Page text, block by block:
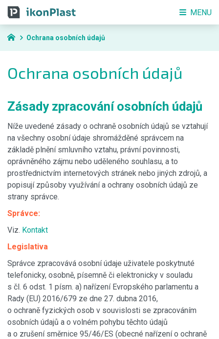
Ochrana osobních údajů
Ochrana osobních údajů
Zásady zpracování osobních údajů
Níže uvedené zásady o ochraně osobních údajů se vztahují
na všechny osobní údaje shromážděné správcem na
základě plnění smluvního vztahu, právní povinnosti,
oprávněného zájmu nebo uděleného souhlasu, a to
prostřednictvím internetových stránek nebo jiných zdrojů, a
popisují způsoby využívání a ochrany osobních údajů ze
strany správce.
Správce:
Viz. Kontakt
Legislativa
Správce zpracovává osobní údaje uživatele poskytnuté
telefonicky, osobně, písemně či elektronicky v souladu
s čl. 6 odst. 1 písm. a) nařízení Evropského parlamentu a
Rady (EU) 2016/679 ze dne 27. dubna 2016,
o ochraně fyzických osob v souvislosti se zpracováním
osobních údajů a o volném pohybu těchto údajů
a o zrušení směrnice 95/46/ES (obecné nařízení o ochraně
MENU